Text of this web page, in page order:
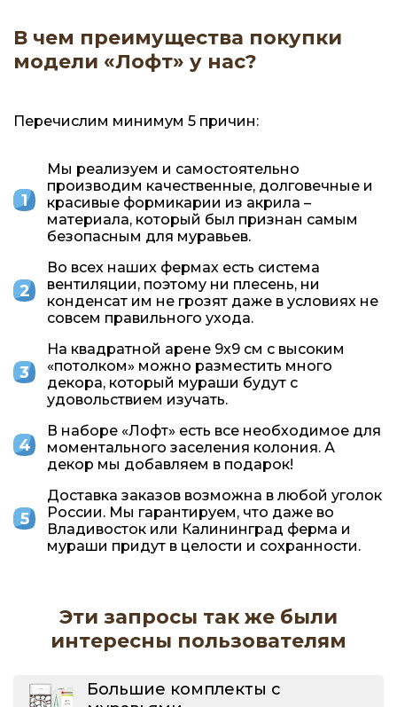
В чем преимущества покупки
модели «Лофт» у нас?
Перечислим минимум 5 причин:
Мы реализуем и самостоятельно
производим качественные, долговечные и
красивые формикарии из акрила –
материала, который был признан самым
безопасным для муравьев.
Во всех наших фермах есть система
вентиляции, поэтому ни плесень, ни
конденсат им не грозят даже в условиях не
совсем правильного ухода.
На квадратной арене 9х9 см с высоким
«потолком» можно разместить много
декора, который мураши будут с
удовольствием изучать.
В наборе «Лофт» есть все необходимое для
моментального заселения колония. А
декор мы добавляем в подарок!
Доставка заказов возможна в любой уголок
России. Мы гарантируем, что даже во
Владивосток или Калининград ферма и
мураши придут в целости и сохранности.
Эти запросы так же были
интересны пользователям
Большие комплекты с